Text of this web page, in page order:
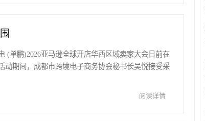
(单鹏)2026亚马逊全球开店华西区域卖家大会日前在
动期间，成都市跨境电子商务协会秘书长吴悦接受采
阅读详情